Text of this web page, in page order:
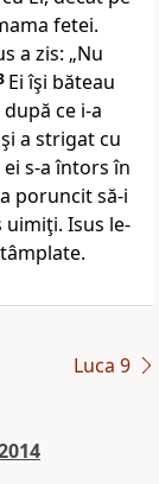
fetei.
a zis: „Nu
Ei îşi băteau
după ce i-a
a strigat cu
s-a întors în
poruncit să-i
uimiţi. Isus le-
Luca 9